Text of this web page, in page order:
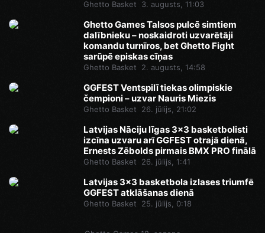
Ghetto Basket 3. augusts, 11:03
Ghetto Games Talsos pulcē simtiem
dalībnieku – noskaidroti uzvarētāji
komandu turnīros, bet Ghetto Fight
sarūpē episkas cīņas
Ghetto Basket 2. augusts, 14:58
GGFEST Ventspilī tiekas olimpiskie
čempioni – uzvar Nauris Miezis
Ghetto Basket 26. jūlijs, 21:02
Latvijas Nāciju līgas 3x3 basketbolisti
izcīna uzvaru arī GGFEST otrajā dienā,
Ernests Zēbolds pirmais BMX PRO finālā
Ghetto Basket 26. jūlijs, 1:41
Latvijas 3x3 basketbola izlases triumfē
GGFEST atklāšanas dienā
Ghetto Basket 25. jūlijs, 0:18